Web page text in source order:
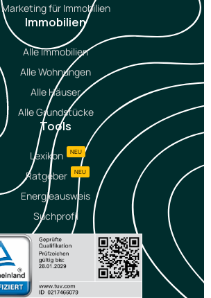
Marketing für Immobilien
Immobilien
Alle Immobilien
Alle Wohnungen
Alle Häuser
Alle Grundstücke
Tools
Lexikon NEU
Ratgeber NEU
Energieausweis
Suchprofil